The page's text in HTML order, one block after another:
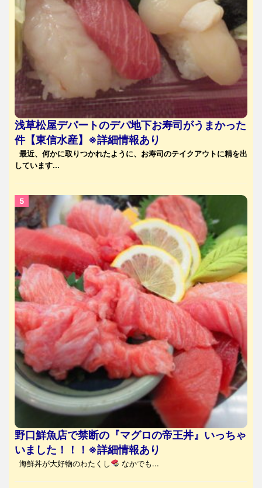
浅草松屋デパートのデパ地下お寿司がうまかった
件【東信水産】※詳細情報あり
最近、何かに取りつかれたように、お寿司のテイクアウトに精を出
しています...
野口鮮魚店で禁断の『マグロの帝王丼』いっちゃ
いました！！！※詳細情報あり
海鮮丼が大好物のわたくし なかでも...